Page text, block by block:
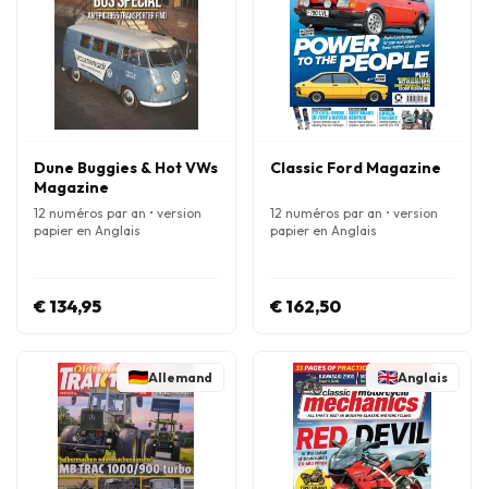
Dune Buggies & Hot VWs
Magazine
12 numéros par an • version
papier en Anglais
€ 134,95
Classic Ford Magazine
12 numéros par an • version
papier en Anglais
€ 162,50
Allemand Anglais